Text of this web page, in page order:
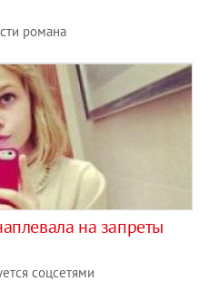
романа
на запреты
соцсетями